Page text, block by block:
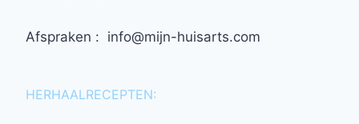
Afspraken : info@mijn-huisarts.com
HERHAALRECEPTEN: